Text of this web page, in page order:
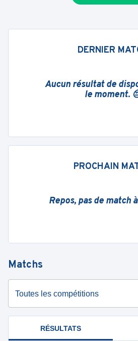
DERNIER
Aucun résultat de
le moment.
PROCHAIN
Repos, pas de match
Matchs
Toutes les compétitions
RÉSULTATS